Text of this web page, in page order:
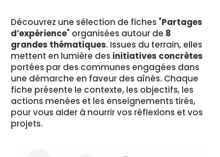
Découvrez une sélection de fiches "Partages
d’expérience" organisées autour de 8
grandes thématiques. Issues du terrain, elles
mettent en lumière des initiatives concrètes
portées par des communes engagées dans
une démarche en faveur des aînés. Chaque
fiche présente le contexte, les objectifs, les
actions menées et les enseignements tirés,
pour vous aider à nourrir vos réflexions et vos
projets.